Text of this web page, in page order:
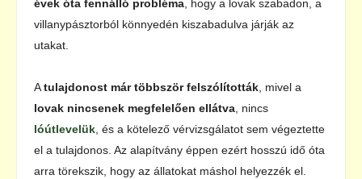
évek óta fennálló probléma , hogy a lovak szabadon, a
villanypásztorból könnyedén kiszabadulva járják az
utakat.
Atulajdonost már többször felszólították , mivel a
lovak nincsenek megfelelően ellátva , nincs
lóútlevelük , és a kötelező vérvizsgálatot sem végeztette
el a tulajdonos. Az alapítvány éppen ezért hosszú idő óta
arra törekszik, hogy az állatokat máshol helyezzék el.